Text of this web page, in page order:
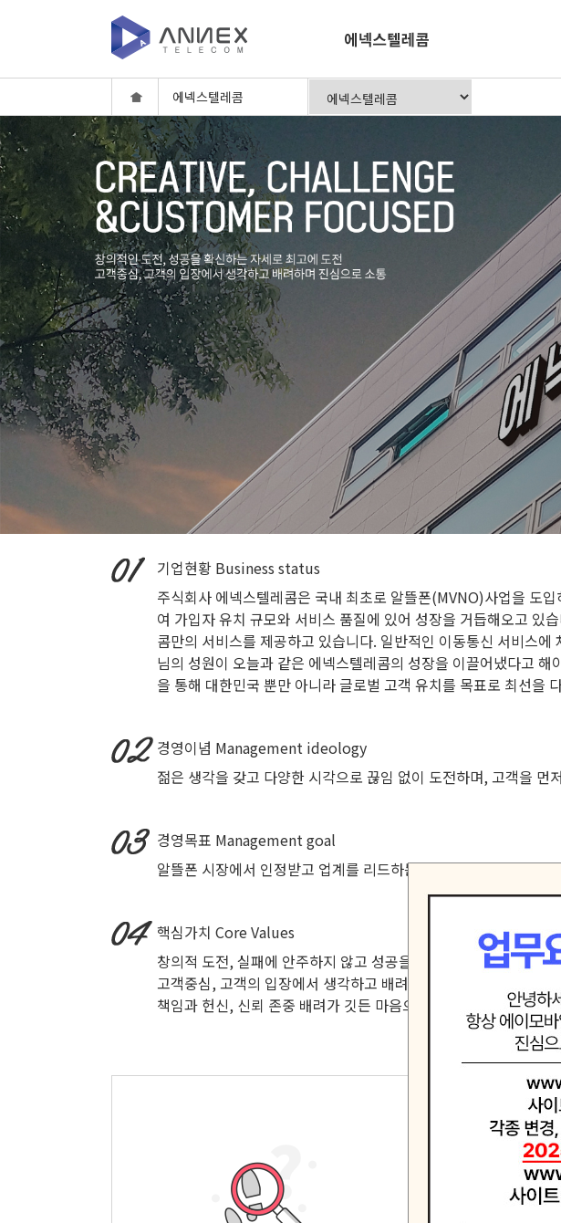
에넥스텔레콤
기업현황 Business status
주식회사 에넥스텔레콤은 국내 최초로 알뜰폰(MVNO)사업을 도
여 가입자 유치 규모와 서비스 품질에 있어 성장을 거듭해오고 있
콤만의 서비스를 제공하고 있습니다. 일반적인 이동통신 서비스
님의 성원이 오늘과 같은 에넥스텔레콤의 성장을 이끌어냈다고
을 통해 대한민국 뿐만 아니라 글로벌 고객 유치를 목표로 최선을
경영이념 Management ideology
젊은 생각을 갖고 다양한 시각으로 끊임 없이 도전하며, 고객을 먼
경영목표 Management goal
알뜰폰 시장에서 인정받고 업계를 리드하는 선도기업
핵심가치 Core Values
창의적 도전, 실패에 안주하지 않고 성공을 확신하는 자세로 최고
고객중심, 고객의 입장에서 생각하고 배려하며 진심으로 소통합니다.
책임과 헌신, 신뢰 존중 배려가 깃든 마음으로 직원 제휴사 고객